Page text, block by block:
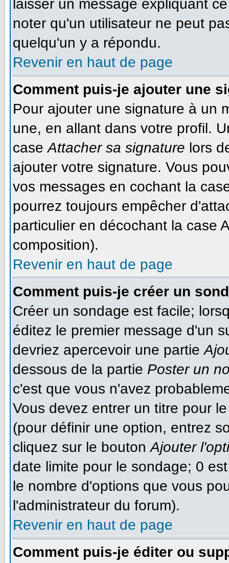
laisser un message expliquant
noter qu'un utilisateur ne peut
quelqu'un y a répondu.
Revenir en haut de page
Comment puis-je ajouter une
Pour ajouter une signature à un
une, en allant dans votre profil.
caseAttacher sa signature lors
ajouter votre signature. Vous
vos messages en cochant la
pourrez toujours empêcher
particulier en décochant la case
composition).
Revenir en haut de page
Comment puis-je créer un
Créer un sondage est facile;
éditez le premier message d'un
devriez apercevoir une partie
dessous de la partie Poster un
c'est que vous n'avez
Vous devez entrer un titre pour
(pour définir une option, entrez
cliquez sur le boutonAjouter
date limite pour le sondage; 0
le nombre d'options que vous
l'administrateur du forum).
Revenir en haut de page
Comment puis-je éditer ou